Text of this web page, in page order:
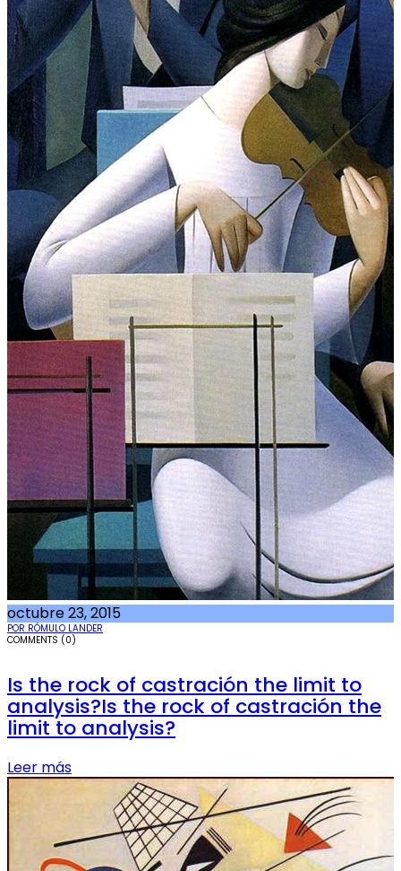
octubre 23, 2015
POR RÓMULO LANDER
COMMENTS (0)
Is the rock of castración the limit to
analysis?Is the rock of castración the
limit to analysis?
Leer más